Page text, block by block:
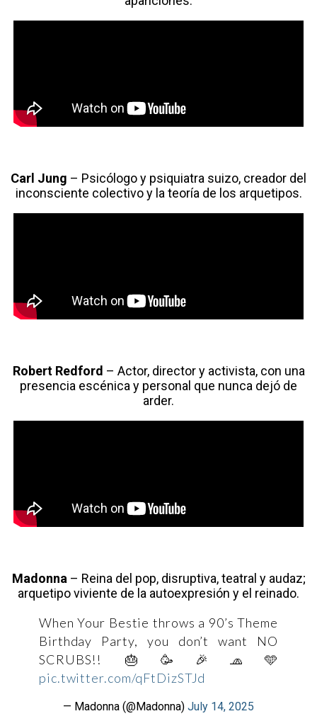
Carl Jung – Psicólogo y psiquiatra suizo, creador del
inconsciente colectivo y la teoría de los arquetipos.
Robert Redford – Actor, director y activista, con una
presencia escénica y personal que nunca dejó de
arder.
Madonna – Reina del pop, disruptiva, teatral y audaz;
arquetipo viviente de la autoexpresión y el reinado.
When Your Bestie throws a 90’s Theme
Birthday Party, you don’t want NO
SCRUBS!! 🎂🥳🎉🧢🩵
pic.twitter.com/qFtDizSTJd
— Madonna (@Madonna) July 14, 2025